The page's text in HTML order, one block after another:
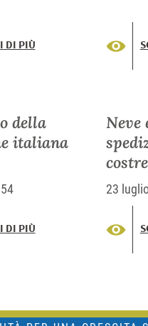
DI PIÙ
della
italiana
DI PIÙ
Neve
23